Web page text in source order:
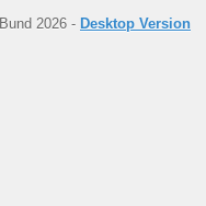
2026 - Desktop Version